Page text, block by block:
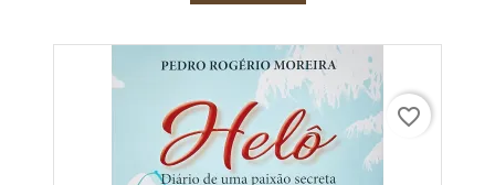
favorite_border